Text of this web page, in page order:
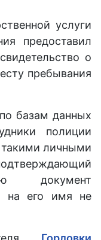
услуги
предоставил
о
пребывания
базам данных
полиции
такими личными
документ
на его имя не